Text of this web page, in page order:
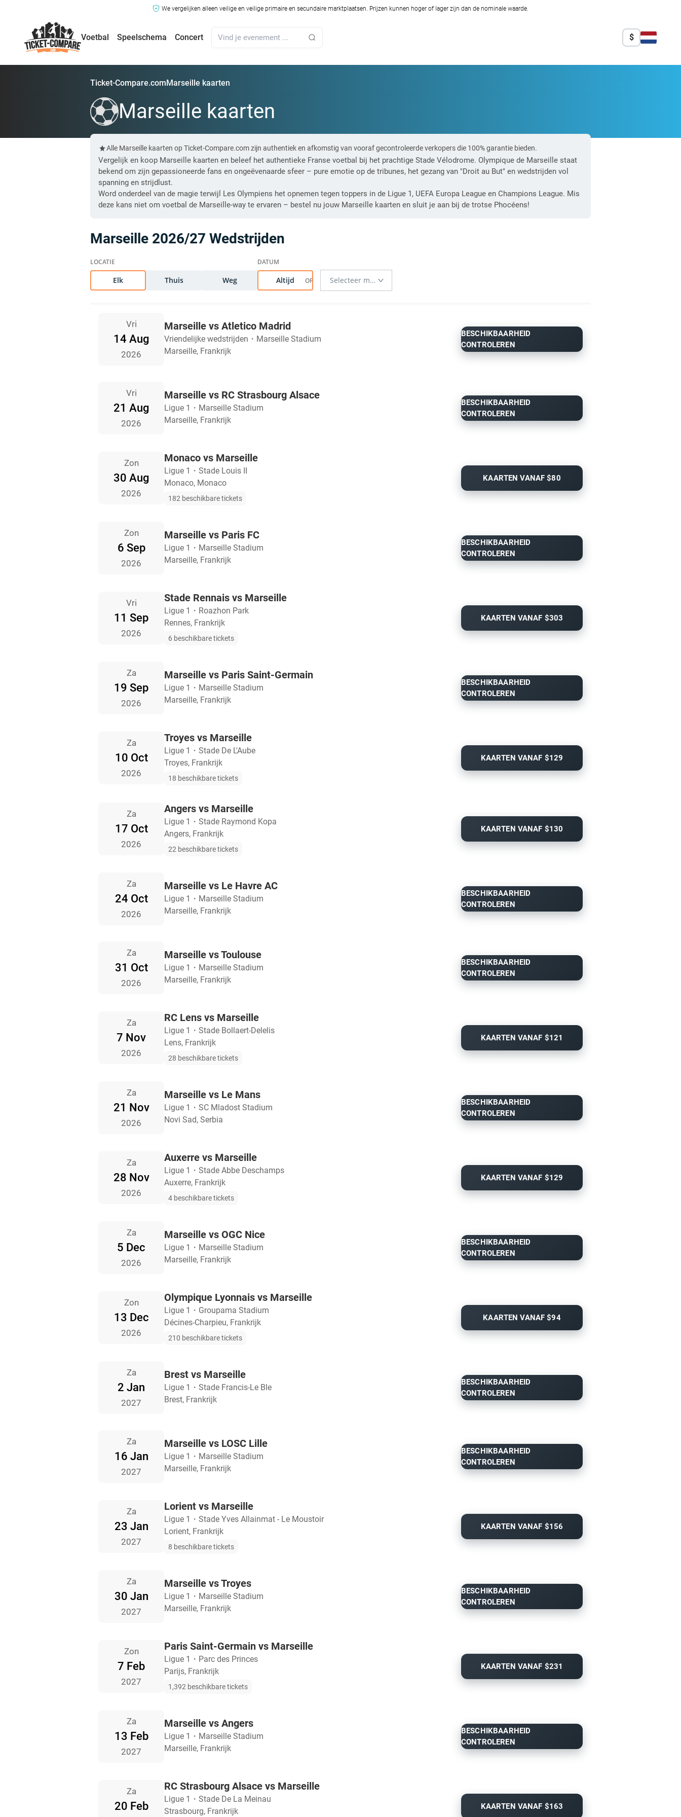
We vergelijken alleen veilige en veilige primaire en secundaire marktplaatsen. Prijzen kunnen hoger of lager zijn dan de nominale waarde.
Voetbal Speelschema Concert $
Ticket-Compare.comMarseille kaarten
Marseille kaarten
Alle Marseille kaarten op Ticket-Compare.com zijn authentiek en afkomstig van vooraf gecontroleerde verkopers die 100% garantie bieden.
Vergelijk en koop Marseille kaarten en beleef het authentieke Franse voetbal bij het prachtige Stade Vélodrome. Olympique de Marseille staat
bekend om zijn gepassioneerde fans en ongeëvenaarde sfeer – pure emotie op de tribunes, het gezang van "Droit au But" en wedstrijden vol
spanning en strijdlust.
Word onderdeel van de magie terwijl Les Olympiens het opnemen tegen toppers in de Ligue 1, UEFA Europa League en Champions League. Mis
deze kans niet om voetbal de Marseille-way te ervaren – bestel nu jouw Marseille kaarten en sluit je aan bij de trotse Phocéens!
Marseille 2026/27 Wedstrijden
Elk Thuis Weg Altijd
Vri
14 Aug
2026
Marseille vs Atletico Madrid
Vriendelijke wedstrijden ・ Marseille Stadium
Marseille, Frankrijk
BESCHIKBAARHEID
CONTROLEREN
Vri
21 Aug
2026
Marseille vs RC Strasbourg Alsace
Ligue 1 ・ Marseille Stadium
Marseille, Frankrijk
BESCHIKBAARHEID
CONTROLEREN
Zon
30 Aug
2026
Monaco vs Marseille
Ligue 1 ・ Stade Louis II
Monaco, Monaco
182 beschikbare tickets
KAARTEN VANAF $80
Zon
6 Sep
2026
Marseille vs Paris FC
Ligue 1 ・ Marseille Stadium
Marseille, Frankrijk
BESCHIKBAARHEID
CONTROLEREN
Vri
11 Sep
2026
Stade Rennais vs Marseille
Ligue 1 ・ Roazhon Park
Rennes, Frankrijk
6 beschikbare tickets
KAARTEN VANAF $303
Za
19 Sep
2026
Marseille vs Paris Saint-Germain
Ligue 1 ・ Marseille Stadium
Marseille, Frankrijk
BESCHIKBAARHEID
CONTROLEREN
Za
10 Oct
2026
Troyes vs Marseille
Ligue 1 ・ Stade De L'Aube
Troyes, Frankrijk
18 beschikbare tickets
KAARTEN VANAF $129
Za
17 Oct
2026
Angers vs Marseille
Ligue 1 ・ Stade Raymond Kopa
Angers, Frankrijk
22 beschikbare tickets
KAARTEN VANAF $130
Za
24 Oct
2026
Marseille vs Le Havre AC
Ligue 1 ・ Marseille Stadium
Marseille, Frankrijk
BESCHIKBAARHEID
CONTROLEREN
Za
31 Oct
2026
Marseille vs Toulouse
Ligue 1 ・ Marseille Stadium
Marseille, Frankrijk
BESCHIKBAARHEID
CONTROLEREN
Za
7 Nov
2026
RC Lens vs Marseille
Ligue 1 ・ Stade Bollaert-Delelis
Lens, Frankrijk
28 beschikbare tickets
KAARTEN VANAF $121
Za
21 Nov
2026
Marseille vs Le Mans
Ligue 1 ・ SC Mladost Stadium
Novi Sad, Serbia
BESCHIKBAARHEID
CONTROLEREN
Za
28 Nov
2026
Auxerre vs Marseille
Ligue 1 ・ Stade Abbe Deschamps
Auxerre, Frankrijk
4 beschikbare tickets
KAARTEN VANAF $129
Za
5 Dec
2026
Marseille vs OGC Nice
Ligue 1 ・ Marseille Stadium
Marseille, Frankrijk
BESCHIKBAARHEID
CONTROLEREN
Zon
13 Dec
2026
Olympique Lyonnais vs Marseille
Ligue 1 ・ Groupama Stadium
Décines-Charpieu, Frankrijk
210 beschikbare tickets
KAARTEN VANAF $94
Za
2 Jan
2027
Brest vs Marseille
Ligue 1 ・ Stade Francis-Le Ble
Brest, Frankrijk
BESCHIKBAARHEID
CONTROLEREN
Za
16 Jan
2027
Marseille vs LOSC Lille
Ligue 1 ・ Marseille Stadium
Marseille, Frankrijk
BESCHIKBAARHEID
CONTROLEREN
Za
23 Jan
2027
Lorient vs Marseille
Ligue 1 ・ Stade Yves Allainmat - Le Moustoir
Lorient, Frankrijk
8 beschikbare tickets
KAARTEN VANAF $156
Za
30 Jan
2027
Marseille vs Troyes
Ligue 1 ・ Marseille Stadium
Marseille, Frankrijk
BESCHIKBAARHEID
CONTROLEREN
Zon
7 Feb
2027
Paris Saint-Germain vs Marseille
Ligue 1 ・ Parc des Princes
Parijs, Frankrijk
1,392 beschikbare tickets
KAARTEN VANAF $231
Za
13 Feb
2027
Marseille vs Angers
Ligue 1 ・ Marseille Stadium
Marseille, Frankrijk
BESCHIKBAARHEID
CONTROLEREN
Za
20 Feb
RC Strasbourg Alsace vs Marseille
Ligue 1 ・ Stade De La Meinau
Strasbourg, Frankrijk
KAARTEN VANAF $163